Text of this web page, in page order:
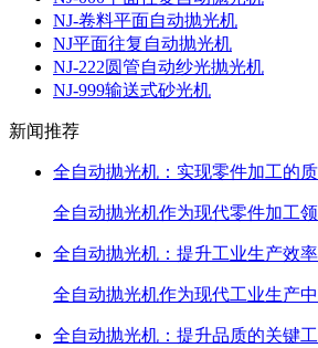
NJ-卷料平面自动抛光机
NJ平面往复自动抛光机
NJ-222圆管自动纱光抛光机
NJ-999输送式砂光机
新闻推荐
全自动抛光机：实现零件加工的
全自动抛光机作为现代零件加工
全自动抛光机：提升工业生产效
全自动抛光机作为现代工业生产
全自动抛光机：提升品质的关键